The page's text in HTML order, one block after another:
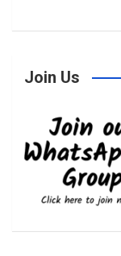
e
b
Join Us